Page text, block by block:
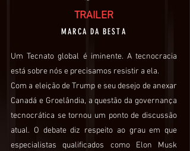
TRAILER
MARCA DA BESTA
Um Tecnato global é iminente. A tecnocracia
está sobre nós e precisamos resistir a ela.
Com a eleição de Trump e seu desejo de anexar
Canadá e Groelândia, a questão da governança
tecnocrática se tornou um ponto de discussão
atual. O debate diz respeito ao grau em que
especialistas qualificados como Elon Musk